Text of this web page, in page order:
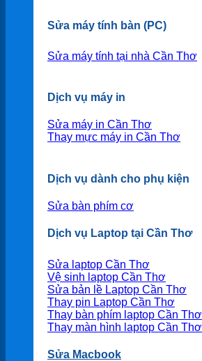
Sửa máy tính bàn (PC)
Sửa máy tính tại nhà Cần Thơ
Dịch vụ máy in
Sửa máy in Cần Thơ
Thay mực máy in Cần Thơ
Dịch vụ dành cho phụ kiện
Sửa bàn phím cơ
Dịch vụ Laptop tại Cần Thơ
Sửa laptop Cần Thơ
Vệ sinh laptop Cần Thơ
Sửa bản lề Laptop Cần Thơ
Thay pin Laptop Cần Thơ
Thay bàn phím laptop Cần Thơ
Thay màn hình laptop Cần Thơ
Sửa Macbook